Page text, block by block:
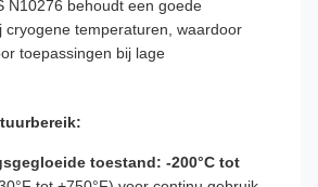
N10276 behoudt een goede
cryogene temperaturen, waardoor
toepassingen bij lage
toestand: -200°C tot